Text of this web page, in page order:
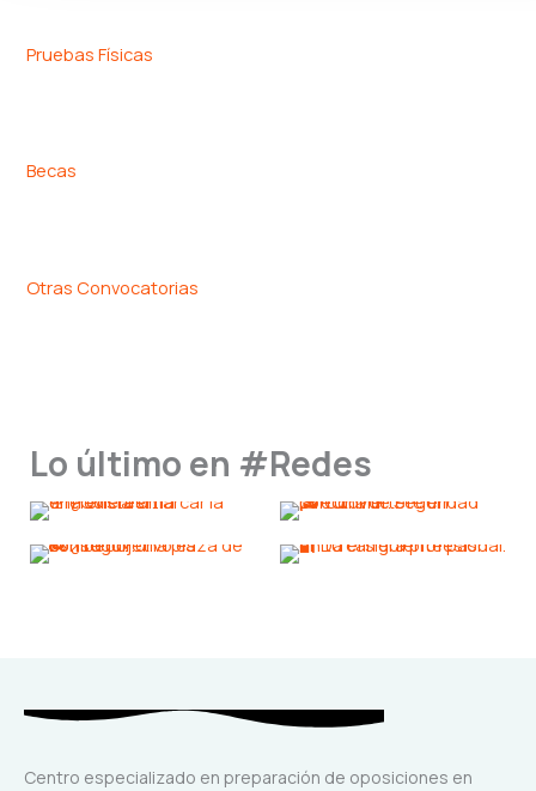
Pruebas Físicas
Becas
Otras Convocatorias
Lo último en #Redes
Centro especializado en preparación de oposiciones en